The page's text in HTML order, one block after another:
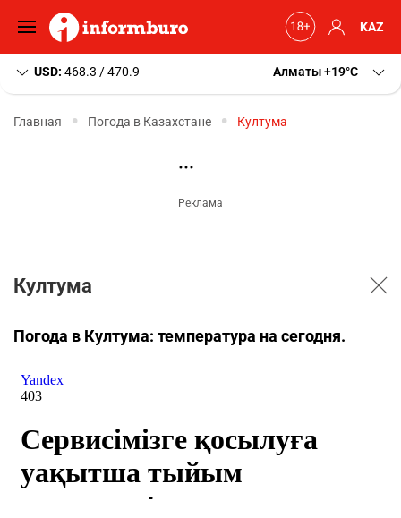
KAZ
USD: 468.3 / 470.9 Алматы+19 C
Главная Погода в Казахстане Култума
Култума
Погода в Култума: температура на сегодня.